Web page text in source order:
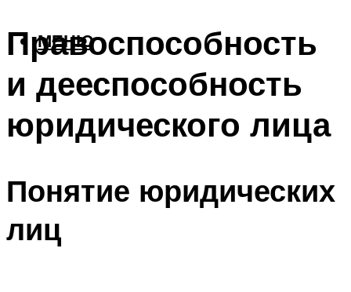
МЕНЮ
Правоспособность
и дееспособность
юридического лица
Понятие юридических
лиц